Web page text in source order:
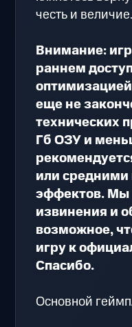
честь и величие.
Внимание:
раннем
еще не
технических
Гб ОЗУ и
или
эффектов. Мы
извинения и
возможное,
игру к
Спасибо.
Основной